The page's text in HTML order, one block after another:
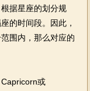
据星座的划分规
的时间段。因此，
围内，那么对应的
或